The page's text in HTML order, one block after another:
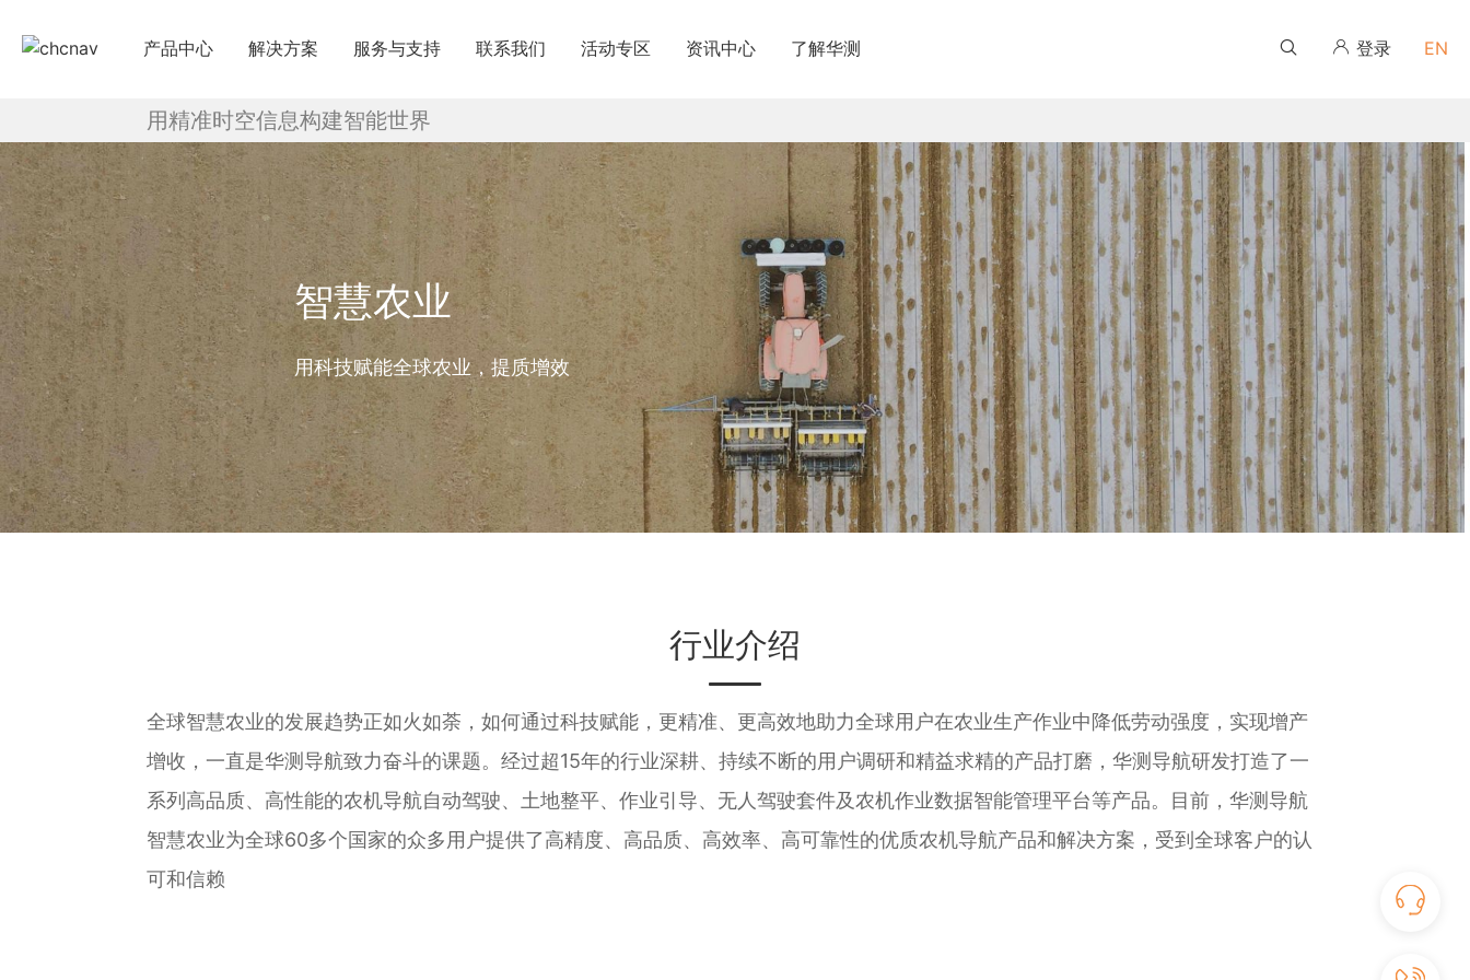
产品中心 解决方案 服务与支持
下载中心
伙伴培训学习平台
教学视频
伙伴培训学习平台
服务支持
伙伴培训学习平台
售前问答
伙伴培训学习平台
行业无忧
伙伴培训学习平台
帮助中心
伙伴培训学习平台
联系我们
国内授权经销
申请成为伙伴
活动专区 资讯中心 了解华测
商业道德与反腐败政策
投资者关系
加入华测
登录 EN
用精准时空信息构建智能世界
智慧农业
用科技赋能全球农业，提质增效
行业介绍
全球智慧农业的发展趋势正如火如荼，如何通过科技赋能，更精准、更高效地助力全球用户在农业生产作业中降低劳动强度，实现增产
增收，一直是华测导航致力奋斗的课题。经过超15年的行业深耕、持续不断的用户调研和精益求精的产品打磨，华测导航研发打造了一
系列高品质、高性能的农机导航自动驾驶、土地整平、作业引导、无人驾驶套件及农机作业数据智能管理平台等产品。目前，华测导航
智慧农业为全球60多个国家的众多用户提供了高精度、高品质、高效率、高可靠性的优质农机导航产品和解决方案，受到全球客户的认
可和信赖